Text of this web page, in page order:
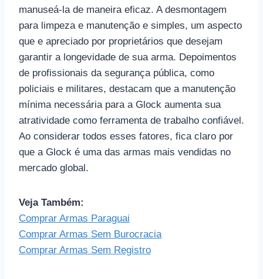
manuseá-la de maneira eficaz. A desmontagem
para limpeza e manutenção e simples, um aspecto
que e apreciado por proprietários que desejam
garantir a longevidade de sua arma. Depoimentos
de profissionais da segurança pública, como
policiais e militares, destacam que a manutenção
mínima necessária para a Glock aumenta sua
atratividade como ferramenta de trabalho confiável.
Ao considerar todos esses fatores, fica claro por
que a Glock é uma das armas mais vendidas no
mercado global.
Veja Também:
Comprar Armas Paraguai
Comprar Armas Sem Burocracia
Comprar Armas Sem Registro